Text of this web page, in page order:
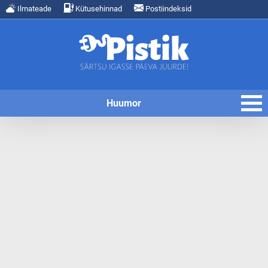
Ilmateade Kütusehinnad Postiindeksid
Huumor